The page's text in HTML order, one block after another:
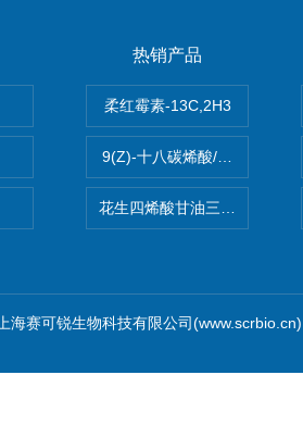
热销产品
柔红霉素-13C,2H3
9(Z)-十八碳烯酸/油酸
花生四烯酸甘油三酯(顺式-
海赛可锐生物科技有限公司